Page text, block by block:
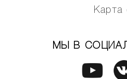
Карта
МЫ В